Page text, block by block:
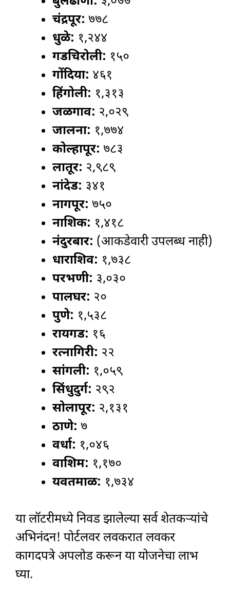
चंद्रपूर: ७७८
धुळे: १,२४४
गडचिरोली: १५०
गोंदिया: ४६१
हिंगोली: १,३१३
जळगाव: २,०२९
जालना: १,७७४
कोल्हापूर: ७८३
लातूर: २,९८९
नांदेड: ३४१
नागपूर: ७५०
नाशिक: १,४१८
नंदुरबार: (आकडेवारी उपलब्ध नाही)
धाराशिव: १,७३८
परभणी: ३,०३०
पालघर: २०
पुणे: १,५३८
रायगड: १६
रत्नागिरी: २२
सांगली: १,०५९
सिंधुदुर्ग: २९२
सोलापूर: २,१३१
ठाणे: ७
वर्धा: १,०४६
वाशिम: १,१७०
यवतमाळ: १,७३४
या लॉटरीमध्ये निवड झालेल्या सर्व शेतकऱ्यांचे
अभिनंदन! पोर्टलवर लवकरात लवकर
कागदपत्रे अपलोड करून या योजनेचा लाभ
घ्या.